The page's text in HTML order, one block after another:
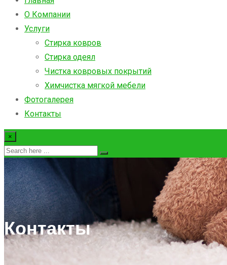
О Компании
Услуги
Стирка ковров
Стирка одеял
Чистка ковровых покрытий
Химчистка мягкой мебели
Фотогалерея
Контакты
×
Контакты